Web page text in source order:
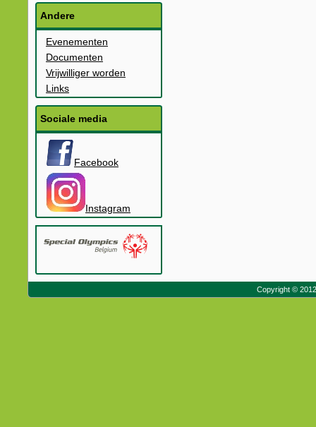
Andere
Evenementen
Documenten
Vrijwilliger worden
Links
Sociale media
Facebook
Instagram
Copyright ©